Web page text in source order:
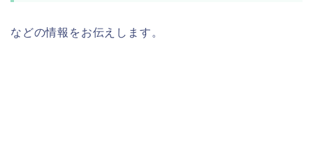
などの情報をお伝えします。